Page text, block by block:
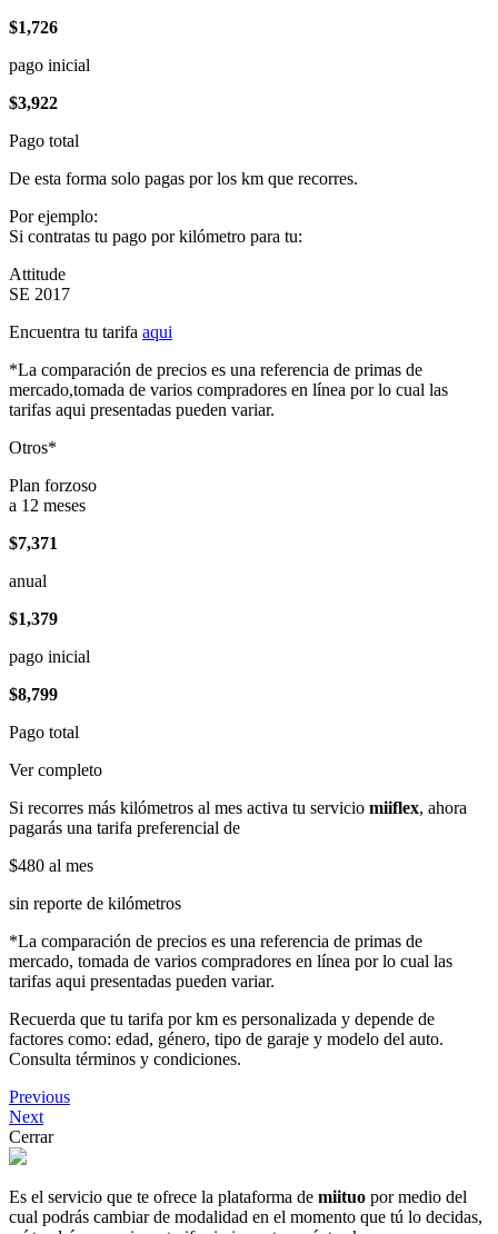
$1,726
pago inicial
$3,922
Pago total
De esta forma solo pagas por los km que recorres.
Por ejemplo:
Si contratas tu pago por kilómetro para tu:
Attitude
SE 2017
Encuentra tu tarifa aqui
*La comparación de precios es una referencia de primas de
mercado,tomada de varios compradores en línea por lo cual las
tarifas aqui presentadas pueden variar.
Otros*
Plan forzoso
a 12 meses
$7,371
anual
$1,379
pago inicial
$8,799
Pago total
Ver completo
Si recorres más kilómetros al mes activa tu servicio miiflex, ahora
pagarás una tarifa preferencial de
$480 al mes
sin reporte de kilómetros
*La comparación de precios es una referencia de primas de
mercado, tomada de varios compradores en línea por lo cual las
tarifas aqui presentadas pueden variar.
Recuerda que tu tarifa por km es personalizada y depende de
factores como: edad, género, tipo de garaje y modelo del auto.
Consulta términos y condiciones.
Previous
Next
Cerrar
Es el servicio que te ofrece la plataforma de miituo por medio del
cual podrás cambiar de modalidad en el momento que tú lo decidas,